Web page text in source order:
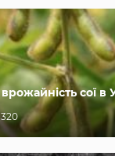
сої в